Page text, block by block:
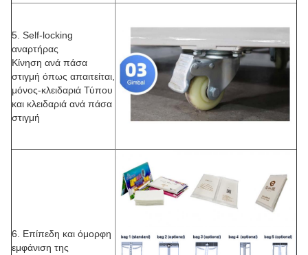
5. Self-locking
αναρτήρας
Κίνηση ανά πάσα
στιγμή όπως απαιτείται,
μόνος-κλειδαριά Τύπου
και κλειδαριά ανά πάσα
στιγμή
6. Επίπεδη και όμορφη
εμφάνιση της